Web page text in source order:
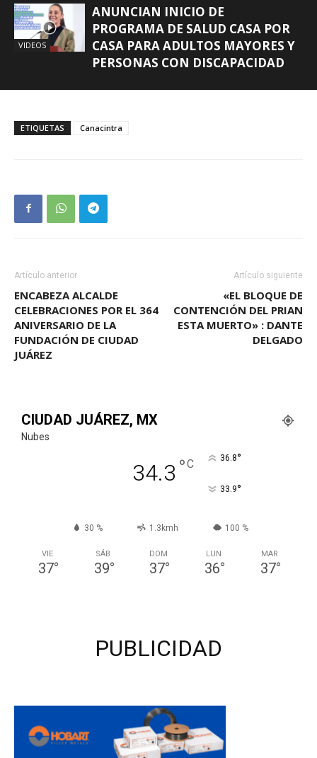
VIDEOS
ANUNCIAN INICIO DE
PROGRAMA DE SALUD CASA POR
CASA PARA ADULTOS MAYORES Y
PERSONAS CON DISCAPACIDAD
ETIQUETAS Canacintra
Artículo anterior
ENCABEZA ALCALDE
CELEBRACIONES POR EL 364
ANIVERSARIO DE LA
FUNDACIÓN DE CIUDAD
JUÁREZ
Artículo siguiente
«EL BLOQUE DE
CONTENCIÓN DEL PRIAN
ESTA MUERTO» : DANTE
DELGADO
CIUDAD JUÁREZ, MX
Nubes
34.3 °C 36.8°
33.9°
30 % 1.3kmh 100 %
VIE
37°
SÁB
39°
DOM
37°
LUN
36°
MAR
37°
PUBLICIDAD